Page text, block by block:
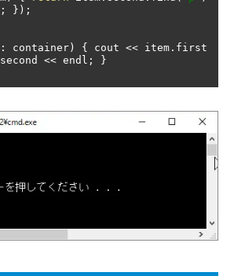
; });
: container ) { cout << item .
second << endl ;
}